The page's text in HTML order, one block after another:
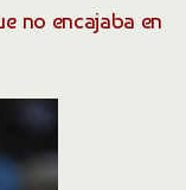
no encajaba en